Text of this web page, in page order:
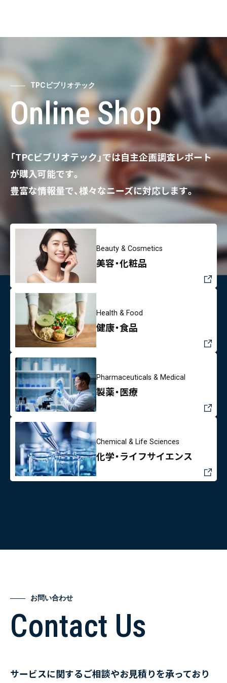
TPCビブリオテック
Online Shop
「TPCビブリオテック」では自主企画調査レポート
が購入可能です。
豊富な情報量で、様々なニーズに対応します。
Beauty & Cosmetics
美容・化粧品
Health & Food
健康・食品
Pharmaceuticals & Medical
製薬・医療
Chemical & Life Sciences
化学・ライフサイエンス
お問い合わせ
Contact Us
サービスに関するご相談やお見積りを承っており